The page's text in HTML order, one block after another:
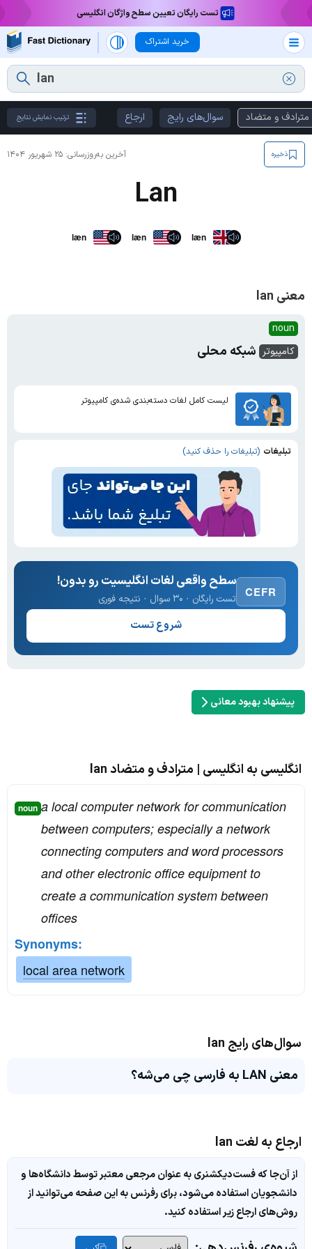
تست رایگان تعیین سطح واژگان انگلیسی
خرید اشتراک
مترادف و متضاد سوال‌های رایج ارجاع ترتیب نمایش نتایج
آخرین به‌روزرسانی: ۲۵ شهریور ۱۴۰۴ ذخیره
Lan
læn læn læn
معنی lan
noun
کامپیوتر شبکه محلی
لیست کامل لغات دسته‌بندی شده‌ی کامپیوتر
تبلیغات (تبلیغات را حذف کنید)
CEFR
سطح واقعی لغات انگلیسیت رو بدون!
تست رایگان · ۳۰ سوال · نتیجه فوری
شروع تست
پیشنهاد بهبود معانی
انگلیسی به انگلیسی | مترادف و متضاد lan
noun a local computer network for communication
between computers; especially a network
connecting computers and word processors
and other electronic office equipment to
create a communication system between
offices
Synonyms:
local area network
سوال‌های رایج lan
معنی LAN به فارسی چی می‌شه؟
ارجاع به لغت lan
از آن‌جا که فست‌دیکشنری به عنوان مرجعی معتبر توسط دانشگاه‌ها و
دانشجویان استفاده می‌شود، برای رفرنس به این صفحه می‌توانید از
روش‌های ارجاع زیر استفاده کنید.